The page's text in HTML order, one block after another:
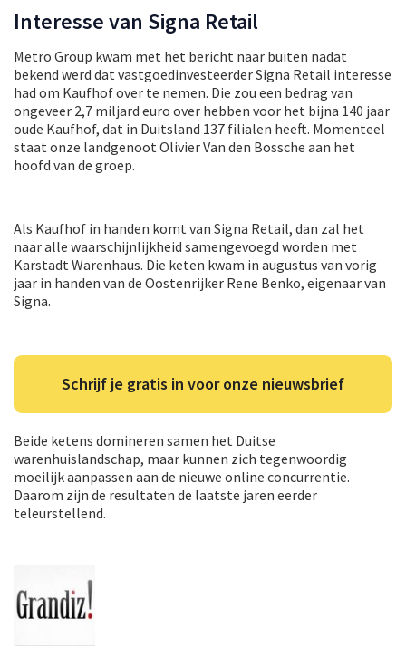
Interesse van Signa Retail
Metro Group kwam met het bericht naar buiten nadat
bekend werd dat vastgoedinvesteerder Signa Retail interesse
had om Kaufhof over te nemen. Die zou een bedrag van
ongeveer 2,7 miljard euro over hebben voor het bijna 140 jaar
oude Kaufhof, dat in Duitsland 137 filialen heeft. Momenteel
staat onze landgenoot Olivier Van den Bossche aan het
hoofd van de groep.
Als Kaufhof in handen komt van Signa Retail, dan zal het
naar alle waarschijnlijkheid samengevoegd worden met
Karstadt Warenhaus. Die keten kwam in augustus van vorig
jaar in handen van de Oostenrijker Rene Benko, eigenaar van
Signa.
Schrijf je gratis in voor onze nieuwsbrief
Beide ketens domineren samen het Duitse
warenhuislandschap, maar kunnen zich tegenwoordig
moeilijk aanpassen aan de nieuwe online concurrentie.
Daarom zijn de resultaten de laatste jaren eerder
teleurstellend.